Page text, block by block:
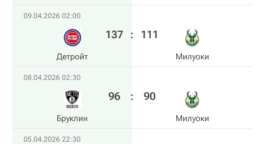
09.04.2026 02:00
Детройт
137 : 111
Милуоки
08.04.2026 02:30
Бруклин
96 : 90
Милуоки
05.04.2026 22:30